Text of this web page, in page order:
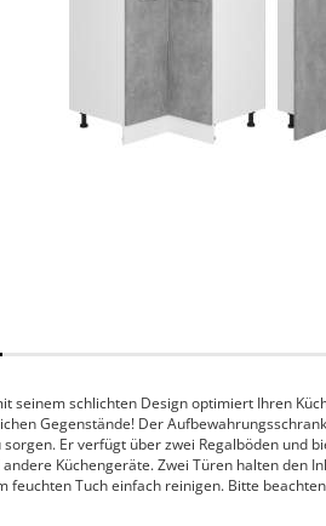
seinem schlichten Design optimiert Ihren
Gegenstände! Der
Er verfügt über zwei Regalböden und
Küchengeräte. Zwei Türen halten den
feuchten Tuch einfach reinigen. Bitte